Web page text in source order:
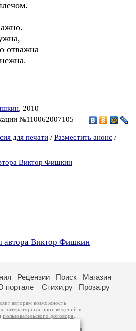
отважна
, 2010
№110062007105
для печати / Разместить анонс /
Виктор Фишкин
автора Виктор Фишкин
Рецензии Поиск
Магазин
портале Стихи.ру Проза.ру
авторам возможность
литературных произведений в
пользовательского договора
принадлежат авторам
произведений возможна